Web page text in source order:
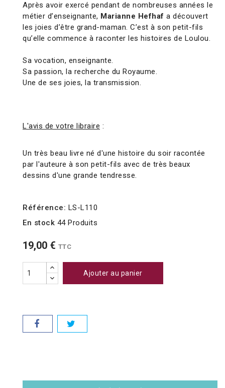
Après avoir exercé pendant de nombreuses années le
métier d’enseignante, Marianne Hefhaf a découvert
les joies d’être grand-maman. C’est à son petit-fils
qu’elle commence à raconter les histoires de Loulou.
Sa vocation, enseignante.
Sa passion, la recherche du Royaume.
Une de ses joies, la transmission.
L'avis de votre libraire :
Un très beau livre né d'une histoire du soir racontée
par l'auteure à son petit-fils avec de très beaux
dessins d'une grande tendresse.
Référence: LS-L110
En stock 44 Produits
19,00 € TTC
Ajouter au panier